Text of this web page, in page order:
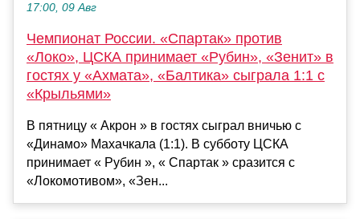
17:00, 09 Авг
Чемпионат России. «Спартак» против
«Локо», ЦСКА принимает «Рубин», «Зенит» в
гостях у «Ахмата», «Балтика» сыграла 1:1 с
«Крыльями»
В пятницу « Акрон » в гостях сыграл вничью с
«Динамо» Махачкала (1:1). В субботу ЦСКА
принимает « Рубин », « Спартак » сразится с
«Локомотивом», «Зен...